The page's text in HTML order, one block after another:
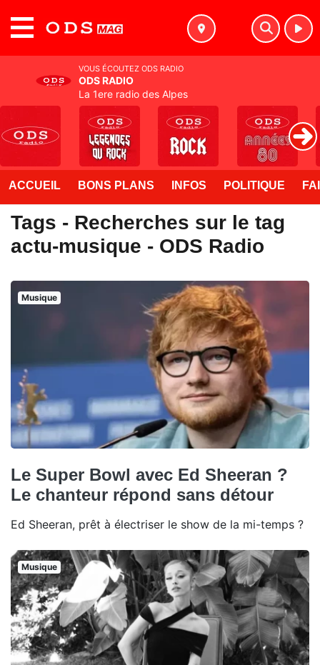
ACCUEIL BONS PLANS INFOS POLITIQUE
Tags - Recherches sur le tag
actu-musique - ODS Radio
Musique
Le Super Bowl avec Ed Sheeran ?
Le chanteur répond sans détour
Ed Sheeran, prêt à électriser le show de la mi-temps ?
Musique
VOUS ÉCOUTEZ ODS RADIO
ODS RADIO
La 1ere radio des Alpes